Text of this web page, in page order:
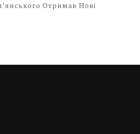
Отримав Нові